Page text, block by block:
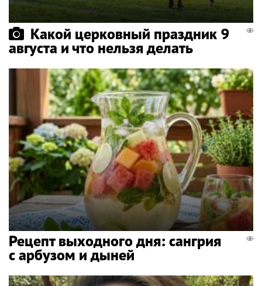
Какой церковный праздник 9
августа и что нельзя делать
Рецепт выходного дня: сангрия
с арбузом и дыней